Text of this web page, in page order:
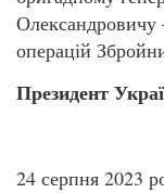
Олександровичу
операцій
Президент
24 серпня 2023